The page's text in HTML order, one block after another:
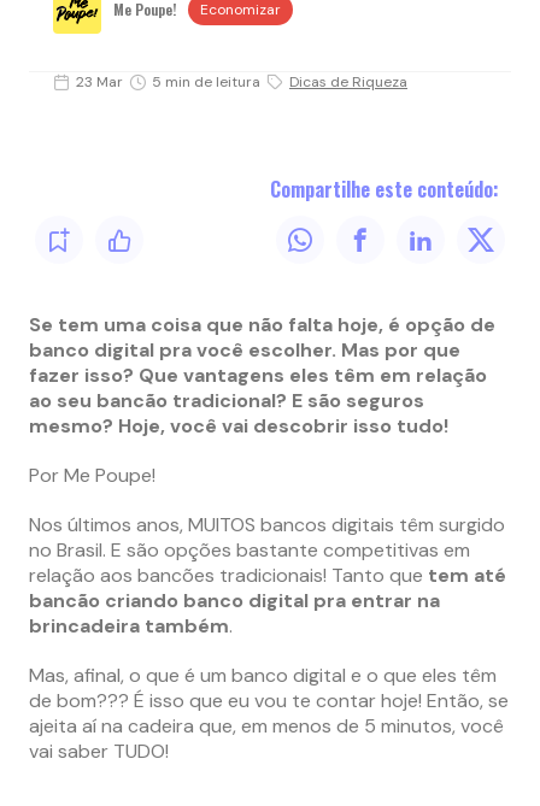
Me Poupe! Economizar
23 Mar 5 min de leitura Dicas de Riqueza
Compartilhe este conteúdo:
Se tem uma coisa que não falta hoje, é opção de
banco digital pra você escolher. Mas por que
fazer isso? Que vantagens eles têm em relação
ao seu bancão tradicional? E são seguros
mesmo? Hoje, você vai descobrir isso tudo!
Por Me Poupe!
Nos últimos anos, MUITOS bancos digitais têm surgido
no Brasil. E são opções bastante competitivas em
relação aos bancões tradicionais! Tanto que tem até
bancão criando banco digital pra entrar na
brincadeira também.
Mas, afinal, o que é um banco digital e o que eles têm
de bom??? É isso que eu vou te contar hoje! Então, se
ajeita aí na cadeira que, em menos de 5 minutos, você
vai saber TUDO!